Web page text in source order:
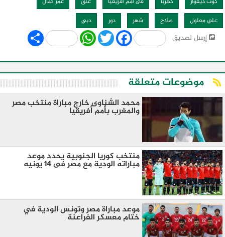
علي معلول
صلاح شهر دور دبي
إرسل لصديق Share WhatsApp
Twitter Facebook
موضوعات متعلقة
محمد الشناوى خارج مباراة منتخب مصر
والمغرب بأمم أفريقيا
منتخب كوريا الجنوبية يحدد موعد
مباراته الودية مع مصر فى 14 يونيه
موعد مباراة مصر وتونس الودية في
ختام معسكر الفراعنة